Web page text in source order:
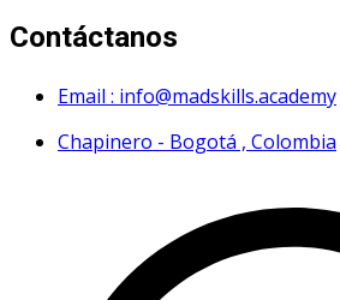
Contáctanos
Email : info@madskills.academy
Chapinero - Bogotá , Colombia